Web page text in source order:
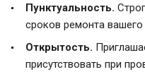
Пунктуальность.
сроков ремонта вашего
Открытость.
присутствовать при